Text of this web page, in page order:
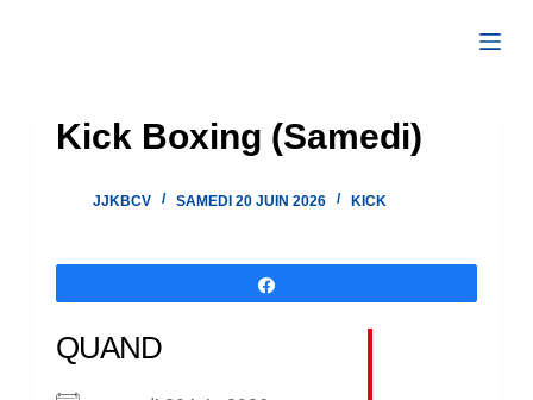
Kick Boxing (Samedi)
JJKBCV SAMEDI 20 JUIN 2026 KICK
QUAND